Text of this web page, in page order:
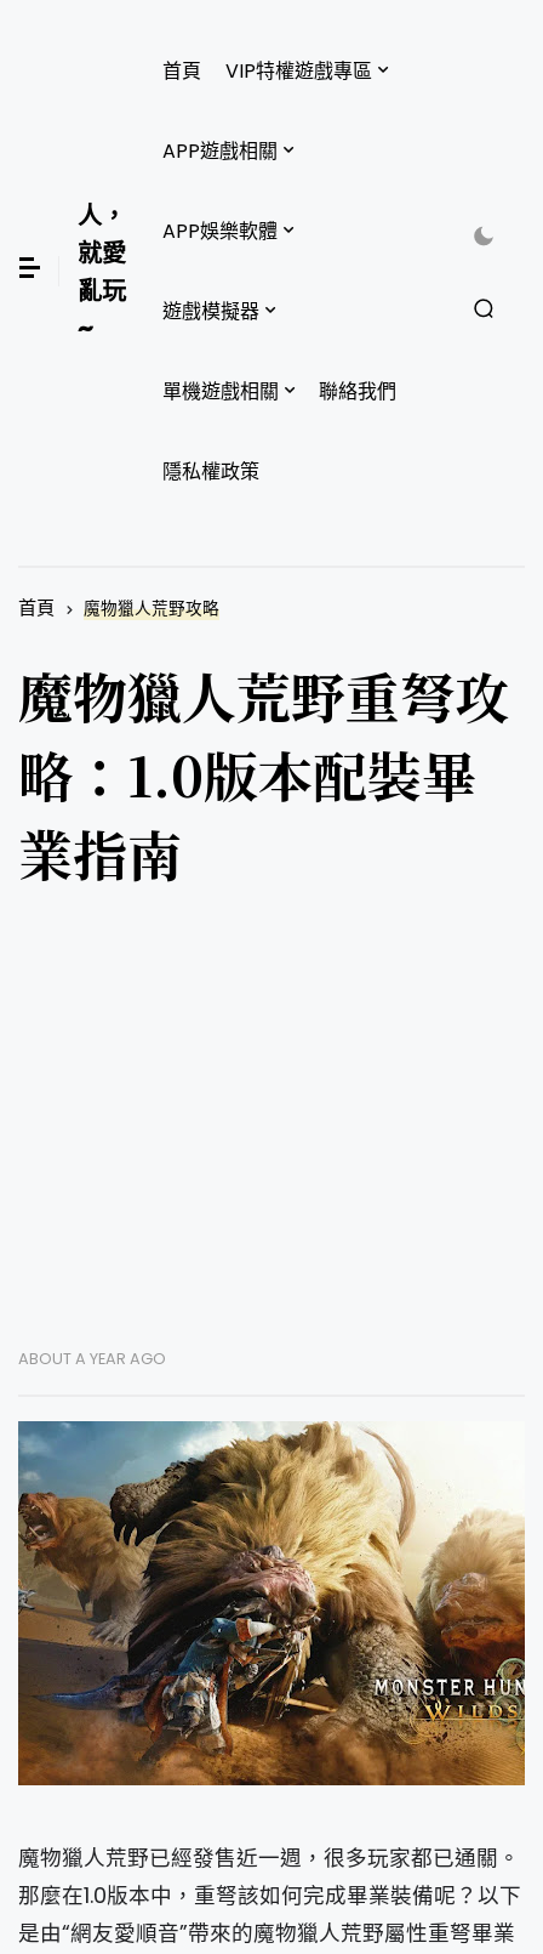
人，
就愛
亂玩
~
首頁 VIP特權遊戲專區
APP遊戲相關
APP娛樂軟體
遊戲模擬器
單機遊戲相關 聯絡我們
隱私權政策
首頁 魔物獵人荒野攻略
魔物獵人荒野重弩攻
略：1.0版本配裝畢
業指南
ABOUT A YEAR AGO
魔物獵人荒野已經發售近一週，很多玩家都已通關。
那麼在1.0版本中，重弩該如何完成畢業裝備呢？以下
是由“網友愛順音”帶來的魔物獵人荒野屬性重弩畢業